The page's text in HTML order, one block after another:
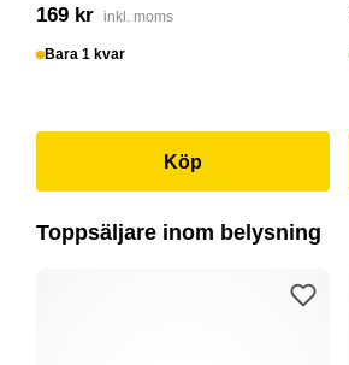
169 kr inkl. moms
Bara 1 kvar
Köp
Toppsäljare inom belysning